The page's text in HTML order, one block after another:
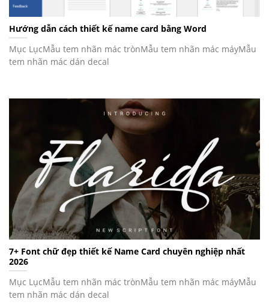
Hướng dẫn cách thiết kế name card bằng Word
Mục LụcMẫu tem nhãn mác trònMẫu tem nhãn mác máyMẫu
tem nhãn mác dán decal
7+ Font chữ đẹp thiết kế Name Card chuyên nghiệp nhất
2026
Mục LụcMẫu tem nhãn mác trònMẫu tem nhãn mác máyMẫu
tem nhãn mác dán decal